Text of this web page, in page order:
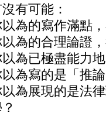
有可能：
為的寫作滿點
為的合理論證
為已極盡能力
為寫的是「推
為展現的是法